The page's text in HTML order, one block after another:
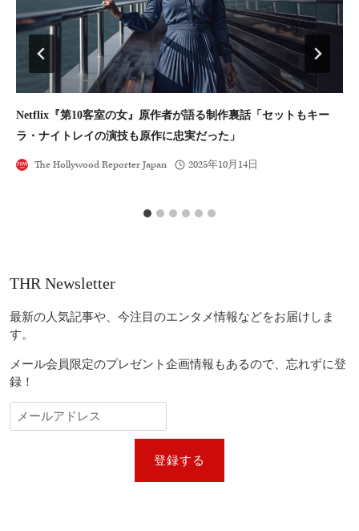
Netflix『第10客室の女』原作者が語る制作裏話「セットもキー
ラ・ナイトレイの演技も原作に忠実だった」
The Hollywood Reporter Japan 2025年10月14日
THR Newsletter
最新の人気記事や、今注目のエンタメ情報などをお届けしま
す。
メール会員限定のプレゼント企画情報もあるので、忘れずに登
録！
登録する